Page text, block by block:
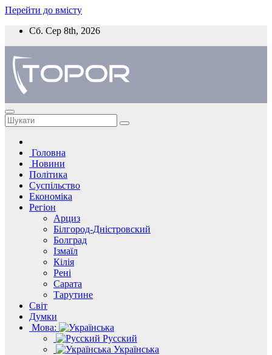
Перейти до вмісту
Сб. Сер 8th, 2026
Головна
Новини
Політика
Суспільство
Економіка
Регіон
Арциз
Білгород-Дністровский
Болград
Ізмаїл
Кілія
Рені
Сарата
Тарутине
Світ
Думки
Мова:
Русский
Українська